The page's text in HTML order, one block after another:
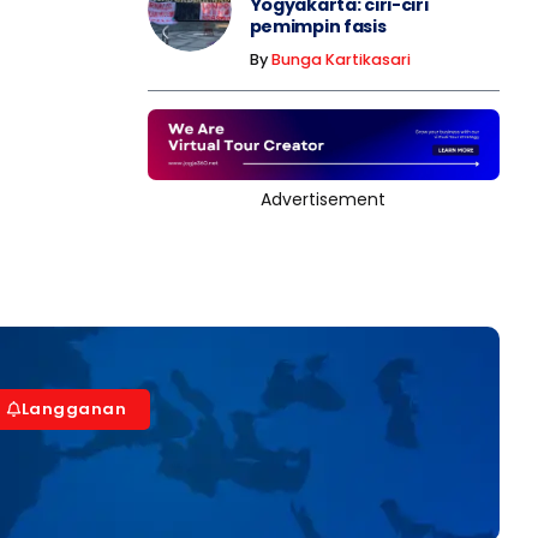
Yogyakarta: ciri-ciri
pemimpin fasis
ByBunga Kartikasari
Advertisement
Langganan